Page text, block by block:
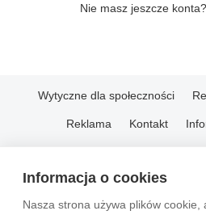
Informacja o cookies
Nasza strona używa plików cookie,
Nie masz jeszcze konta?
Wytyczne dla społeczności
Reklama Kontakt